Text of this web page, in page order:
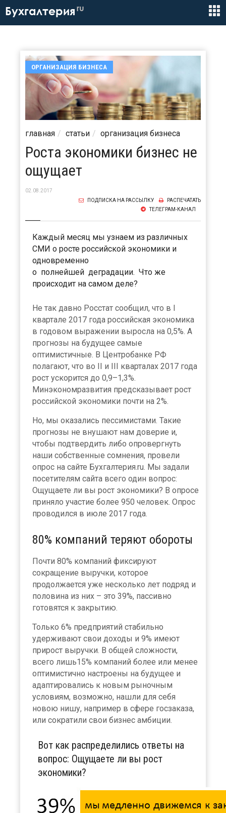
Бухгалтерия ru
ОРГАНИЗАЦИЯ БИЗНЕСА
главная статьи организация бизнеса
Роста экономики бизнес не
ощущает
02.08.2017
РАСПЕЧАТАТЬ
ПОДПИСКА НА РАССЫЛКУ
ТЕЛЕГРАМ-КАНАЛ
Каждый месяц мы узнаем из различных
СМИ о росте российской экономики и
одновременно
о полнейшей деградации. Что же
происходит на самом деле?
Не так давно Росстат сообщил, что в I
квартале 2017 года российская экономика
в годовом выражении выросла на 0,5%. А
прогнозы на будущее самые
оптимистичные. В Центробанке РФ
полагают, что во II и III кварталах 2017 года
рост ускорится до 0,9–1,3%.
Минэкономразвития предсказывает рост
российской экономики почти на 2%.
Но, мы оказались пессимистами. Такие
прогнозы не внушают нам доверие и,
чтобы подтвердить либо опровергнуть
наши собственные сомнения, провели
опрос на сайте Бухгалтерия.ru. Мы задали
посетителям сайта всего один вопрос:
Ощущаете ли вы рост экономики? В опросе
приняло участие более 950 человек. Опрос
проводился в июле 2017 года.
80% компаний теряют обороты
Почти 80% компаний фиксируют
сокращение выручки, которое
продолжается уже несколько лет подряд и
половина из них – это 39%, пассивно
готовятся к закрытию.
Только 6% предприятий стабильно
удерживают свои доходы и 9% имеют
прирост выручки. В общей сложности,
всего лишь15% компаний более или менее
оптимистично настроены на будущее и
адаптировались к новым рыночным
условиям, возможно, нашли для себя
новою нишу, например в сфере госзаказа,
или сократили свои бизнес амбиции.
Вот как распределились ответы на
вопрос: Ощущаете ли вы рост
экономики?